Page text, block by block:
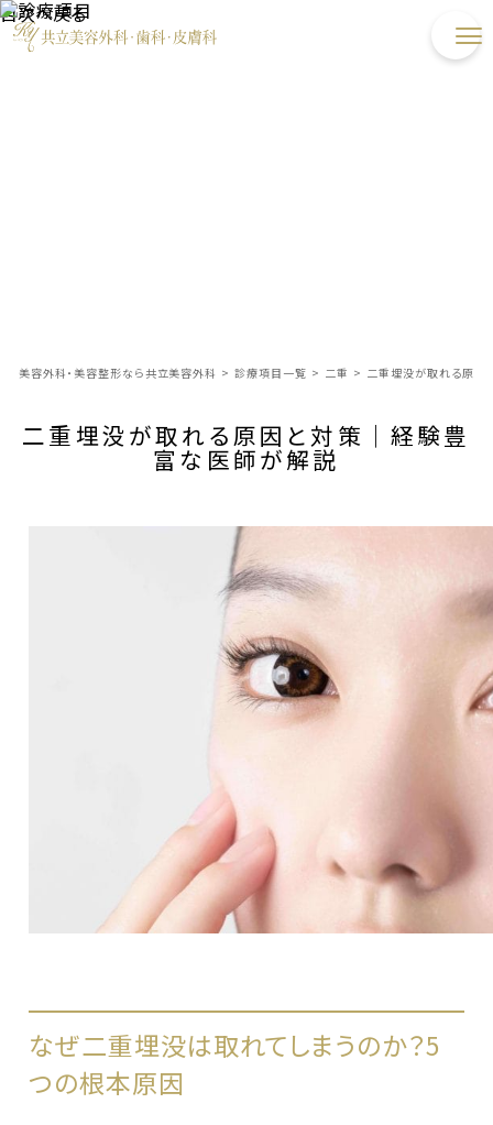
目次へ戻る
美容外科・美容整形なら共立美容外科 > 診療項目一覧 > 二重 > 二重埋没が取れる原因
二重埋没が取れる原因と対策｜経験豊
富な医師が解説
なぜ二重埋没は取れてしまうのか？5
つの根本原因